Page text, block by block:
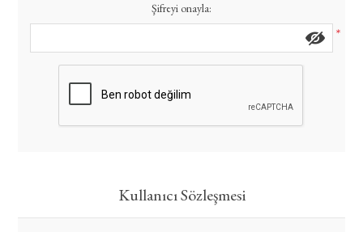
Şifreyi onayla:
*
Kullanıcı Sözleşmesi